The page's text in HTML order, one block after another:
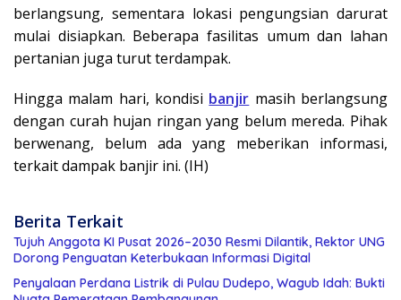
berlangsung, sementara lokasi pengungsian darurat
mulai disiapkan. Beberapa fasilitas umum dan lahan
pertanian juga turut terdampak.
Hingga malam hari, kondisi banjir masih berlangsung
dengan curah hujan ringan yang belum mereda. Pihak
berwenang, belum ada yang meberikan informasi,
terkait dampak banjir ini. (IH)
Berita Terkait
Tujuh Anggota KI Pusat 2026–2030 Resmi Dilantik, Rektor UNG
Dorong Penguatan Keterbukaan Informasi Digital
Penyalaan Perdana Listrik di Pulau Dudepo, Wagub Idah: Bukti